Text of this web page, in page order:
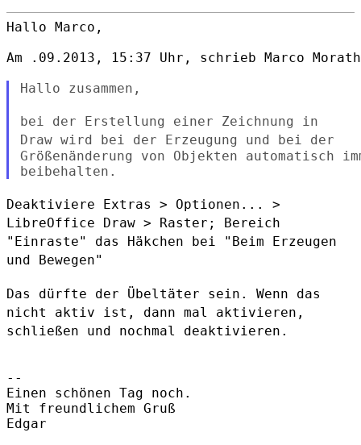
Hallo Marco,
Am .09.2013, 15:37 Uhr, schrieb Marco Morath
Hallo zusammen,
bei der Erstellung einer Zeichnung in
Draw wird bei der Erzeugung und bei der
Größenänderung von Objekten automatisch
Deaktiviere Extras > Optionen... >
LibreOffice Draw > Raster; Bereich
"Einraste" das Häkchen bei "Beim Erzeugen
und Bewegen"
Das dürfte der Übeltäter sein. Wenn das
nicht aktiv ist, dann mal aktivieren,
schließen und nochmal deaktivieren.
--
Einen schönen Tag noch.
Mit freundlichem Gruß
Edgar